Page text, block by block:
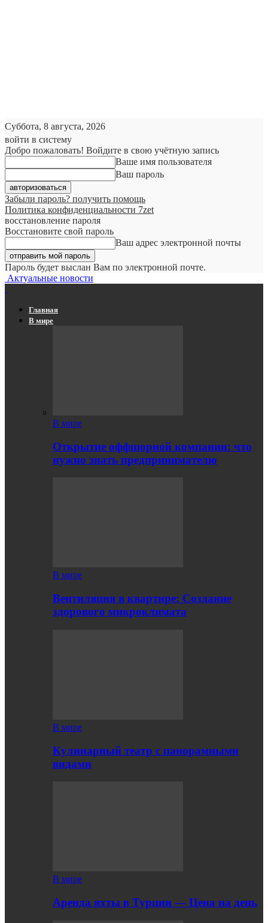
Суббота, 8 августа, 2026
войти в систему
Добро пожаловать! Войдите в свою учётную запись
Ваше имя пользователя
Ваш пароль
Забыли пароль? получить помощь
Политика конфиденциальности 7zet
восстановление пароля
Восстановите свой пароль
Ваш адрес электронной почты
Пароль будет выслан Вам по электронной почте.
Актуальные новости
Главная
В мире
В мире
Открытие оффшорной компании: что
нужно знать предпринимателю
В мире
Вентиляция в квартире: Создание
здорового микроклимата
В мире
Кулинарный театр с панорамными
видами
В мире
Аренда яхты в Турции — Цена на день